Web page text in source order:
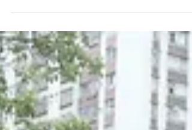
中一新生兒回到學校，在老師們的協助下進
一連四天的銜接活動 王中是一個培養學生自
重、自律、自信的樂園。由新生兒踏入禮堂
始，同學需自行選擇如何安坐、如何與同學
開話匣子、如何處理自己用過的桌椅用...